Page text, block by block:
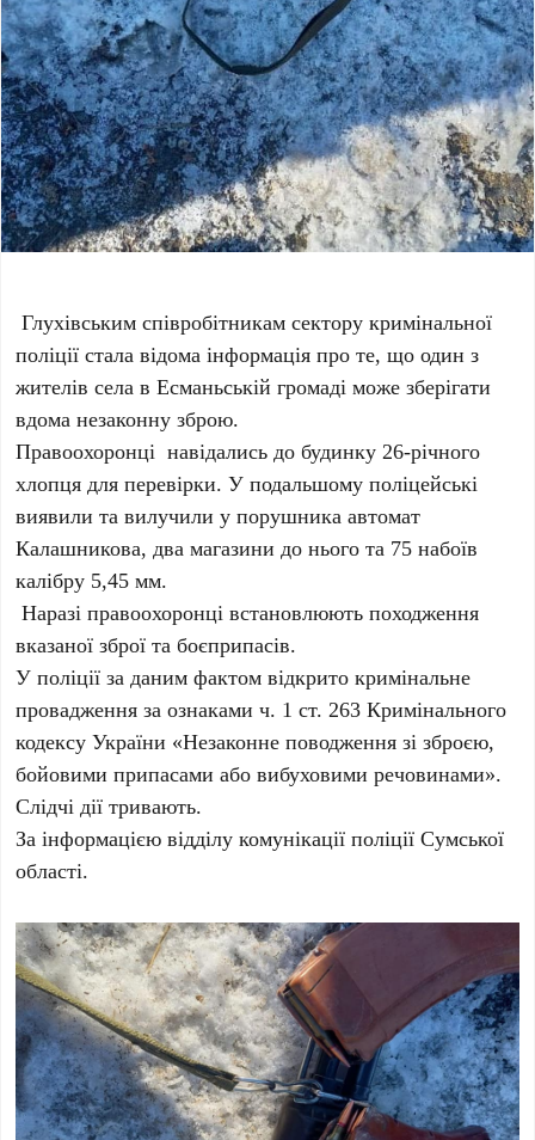
Глухівським співробітникам сектору кримінальної
поліції стала відома інформація про те, що один з
жителів села в Есманьській громаді може зберігати
вдома незаконну зброю.
Правоохоронці навідались до будинку 26-річного
хлопця для перевірки. У подальшому поліцейські
виявили та вилучили у порушника автомат
Калашникова, два магазини до нього та 75 набоїв
калібру 5,45 мм.
Наразі правоохоронці встановлюють походження
вказаної зброї та боєприпасів.
У поліції за даним фактом відкрито кримінальне
провадження за ознаками ч. 1 ст. 263 Кримінального
кодексу України «Незаконне поводження зі зброєю,
бойовими припасами або вибуховими речовинами».
Слідчі дії тривають.
За інформацією відділу комунікації поліції Сумської
області.